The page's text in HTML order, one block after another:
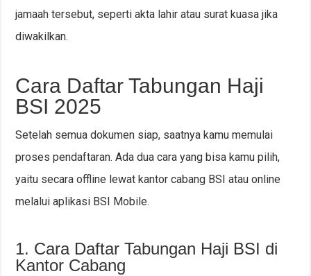
jamaah tersebut, seperti akta lahir atau surat kuasa jika
diwakilkan.
Cara Daftar Tabungan Haji
BSI 2025
Setelah semua dokumen siap, saatnya kamu memulai
proses pendaftaran. Ada dua cara yang bisa kamu pilih,
yaitu secara offline lewat kantor cabang BSI atau online
melalui aplikasi BSI Mobile.
1. Cara Daftar Tabungan Haji BSI di
Kantor Cabang